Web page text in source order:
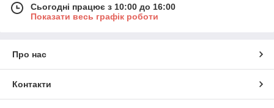
Сьогодні працює з 10:00 до 16:00
Показати весь графік роботи
Про нас
Контакти